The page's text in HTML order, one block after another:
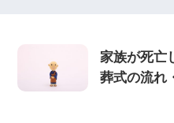
家族が死亡
葬式の流れ